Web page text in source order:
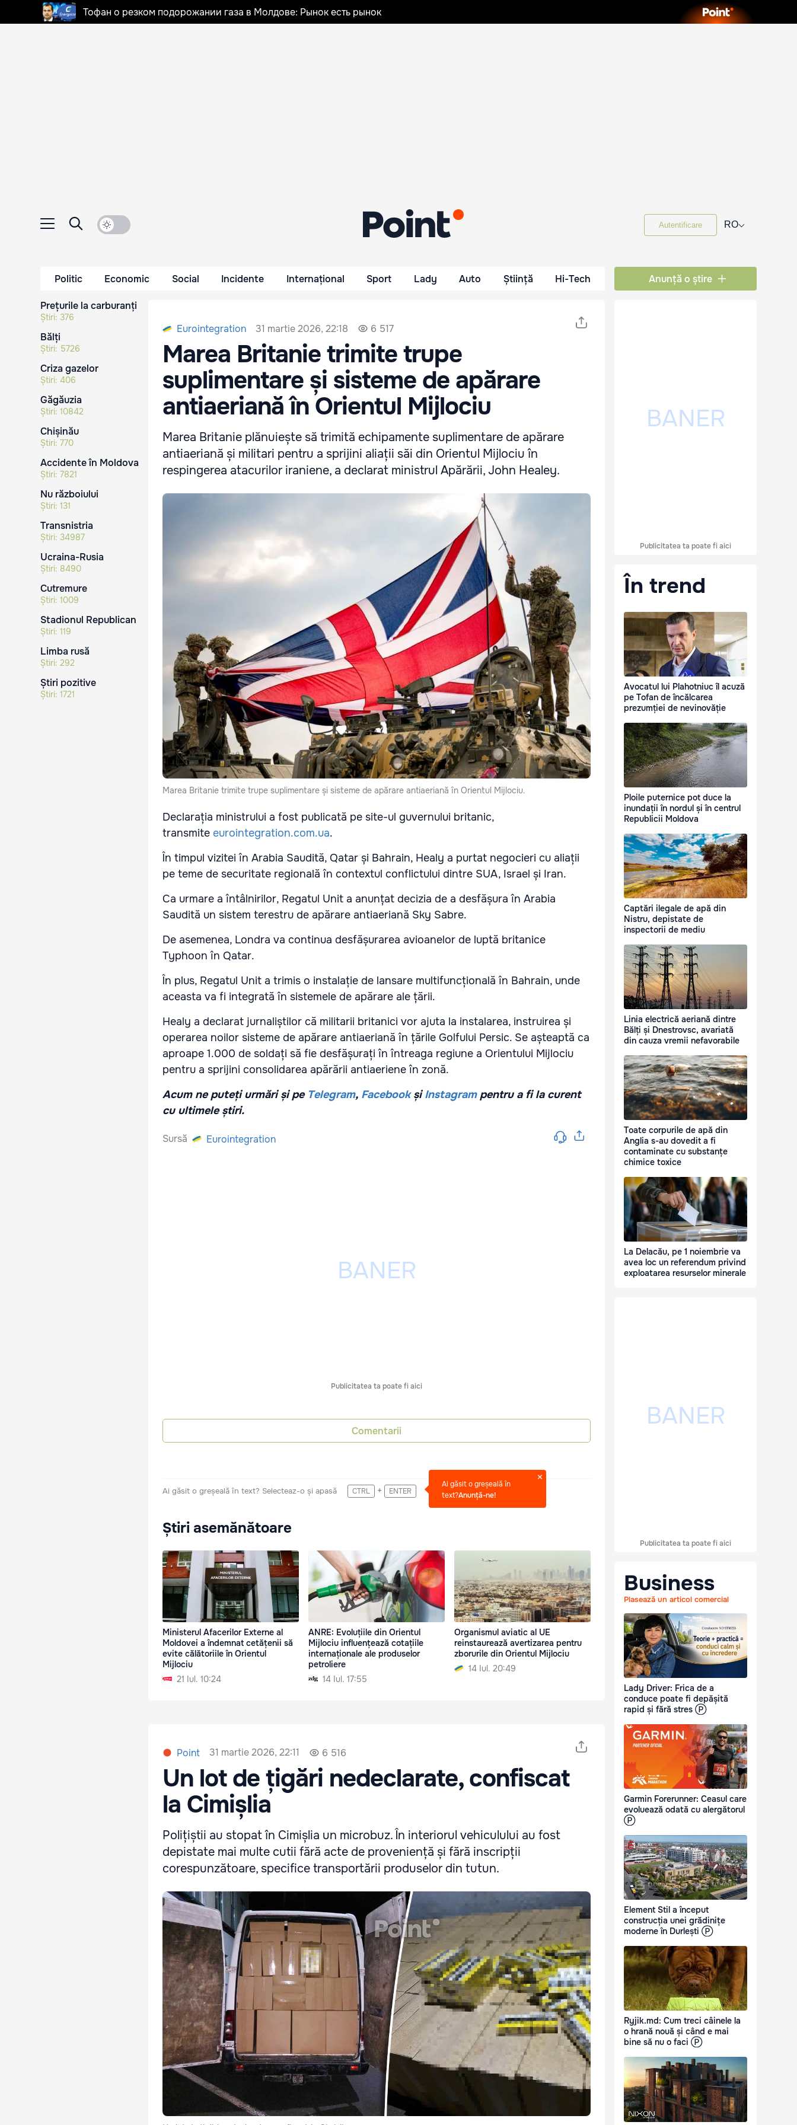
Тофан о резком подорожании газа в Молдове: Рынок есть рынок
Autentificare RO⌵
Politic Economic Social Incidente Internațional Sport Lady Auto Știință Hi-Tech Anunță o știre
Prețurile la carburanți
Știri: 376
Bălți
Știri: 5726
Criza gazelor
Știri: 406
Găgăuzia
Știri: 10842
Chișinău
Știri: 770
Accidente în Moldova
Știri: 7821
Nu războiului
Știri: 131
Transnistria
Știri: 34987
Ucraina-Rusia
Știri: 8490
Cutremure
Știri: 1009
Stadionul Republican
Știri: 119
Limba rusă
Știri: 292
Știri pozitive
Știri: 1721
Eurointegration 31 martie 2026, 22:18 6 517
Marea Britanie trimite trupe
suplimentare și sisteme de apărare
antiaeriană în Orientul Mijlociu
Marea Britanie plănuiește să trimită echipamente suplimentare de apărare
antiaeriană și militari pentru a sprijini aliații săi din Orientul Mijlociu în
respingerea atacurilor iraniene, a declarat ministrul Apărării, John Healey.
Marea Britanie trimite trupe suplimentare și sisteme de apărare antiaeriană în Orientul Mijlociu.
Declarația ministrului a fost publicată pe site-ul guvernului britanic,
transmite eurointegration.com.ua.
În timpul vizitei în Arabia Saudită, Qatar și Bahrain, Healy a purtat negocieri cu aliații
pe teme de securitate regională în contextul conflictului dintre SUA, Israel și Iran.
Ca urmare a întâlnirilor, Regatul Unit a anunțat decizia de a desfășura în Arabia
Saudită un sistem terestru de apărare antiaeriană Sky Sabre.
De asemenea, Londra va continua desfășurarea avioanelor de luptă britanice
Typhoon în Qatar.
În plus, Regatul Unit a trimis o instalație de lansare multifuncțională în Bahrain, unde
aceasta va fi integrată în sistemele de apărare ale țării.
Healy a declarat jurnaliștilor că militarii britanici vor ajuta la instalarea, instruirea și
operarea noilor sisteme de apărare antiaeriană în țările Golfului Persic. Se așteaptă ca
aproape 1.000 de soldați să fie desfășurați în întreaga regiune a Orientului Mijlociu
pentru a sprijini consolidarea apărării antiaeriene în zonă.
Acum ne puteți urmări și pe Telegram, Facebook șiInstagrampentru a fi la curent
cu ultimele știri.
Sursă Eurointegration
Publicitatea ta poate fi aici
Comentarii
Ai găsit o greșeală în text? Selecteaz-o și apasă CTRL + ENTER
Ai găsit o greșeală în
text?Anunță-ne!
Știri asemănătoare
Ministerul Afacerilor Externe al
Moldovei a îndemnat cetățenii să
evite călătoriile în Orientul
Mijlociu
21 Iul. 10:24
ANRE: Evoluțiile din Orientul
Mijlociu influențează cotațiile
internaționale ale produselor
petroliere
14 Iul. 17:55
Organismul aviatic al UE
reinstaurează avertizarea pentru
zborurile din Orientul Mijlociu
14 Iul. 20:49
Point 31 martie 2026, 22:11 6 516
Un lot de țigări nedeclarate, confiscat
la Cimișlia
Polițiștii au stopat în Cimișlia un microbuz. În interiorul vehiculului au fost
depistate mai multe cutii fără acte de proveniență și fără inscripții
corespunzătoare, specifice transportării produselor din tutun.
Publicitatea ta poate fi aici
În trend
Avocatul lui Plahotniuc îl acuză
pe Tofan de încălcarea
prezumției de nevinovăție
Ploile puternice pot duce la
inundații în nordul și în centrul
Republicii Moldova
Captări ilegale de apă din
Nistru, depistate de
inspectorii de mediu
Linia electrică aeriană dintre
Bălți și Dnestrovsc, avariată
din cauza vremii nefavorabile
Toate corpurile de apă din
Anglia s-au dovedit a fi
contaminate cu substanțe
chimice toxice
La Delacău, pe 1 noiembrie va
avea loc un referendum privind
exploatarea resurselor minerale
Publicitatea ta poate fi aici
Business
Plasează un articol comercial
Lady Driver: Frica de a
conduce poate fi depășită
rapid și fără stres Ⓟ
Garmin Forerunner: Ceasul care
evoluează odată cu alergătorul
Ⓟ
Element Stil a început
construcția unei grădinițe
moderne în Durlești Ⓟ
Ryjik.md: Cum treci câinele la
o hrană nouă și când e mai
bine să nu o faci Ⓟ